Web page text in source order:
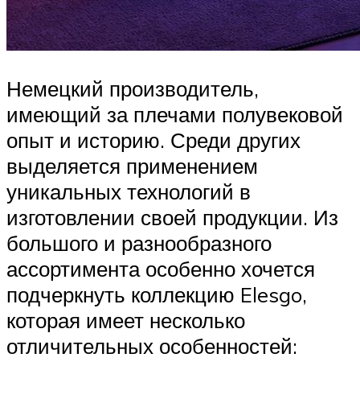
Немецкий производитель,
имеющий за плечами полувековой
опыт и историю. Среди других
выделяется применением
уникальных технологий в
изготовлении своей продукции. Из
большого и разнообразного
ассортимента особенно хочется
подчеркнуть коллекцию Elesgo,
которая имеет несколько
отличительных особенностей: